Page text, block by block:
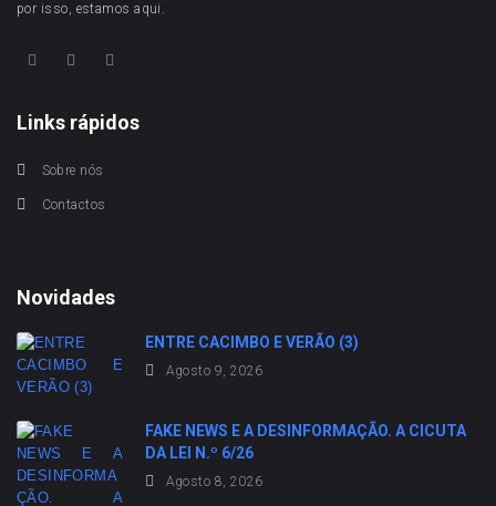
por isso, estamos aqui.
Links rápidos
Sobre nós
Contactos
Novidades
ENTRE CACIMBO E VERÃO (3)
Agosto 9, 2026
FAKE NEWS E A DESINFORMAÇÃO. A CICUTA
DA LEI N.º 6/26
Agosto 8, 2026